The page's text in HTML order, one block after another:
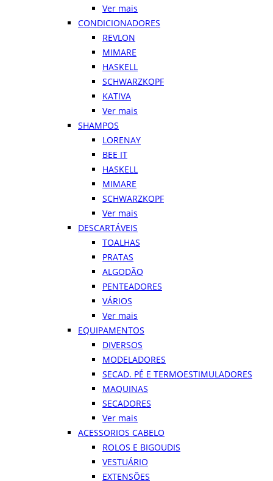
Ver mais
CONDICIONADORES
REVLON
MIMARE
HASKELL
SCHWARZKOPF
KATIVA
Ver mais
SHAMPOS
LORENAY
BEE IT
HASKELL
MIMARE
SCHWARZKOPF
Ver mais
DESCARTÁVEIS
TOALHAS
PRATAS
ALGODÃO
PENTEADORES
VÁRIOS
Ver mais
EQUIPAMENTOS
DIVERSOS
MODELADORES
SECAD. PÉ E TERMOESTIMULADORES
MAQUINAS
SECADORES
Ver mais
ACESSORIOS CABELO
ROLOS E BIGOUDIS
VESTUÁRIO
EXTENSÕES